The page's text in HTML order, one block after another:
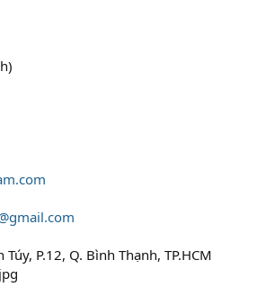
P.12, Q. Bình Thạnh, TP.HCM